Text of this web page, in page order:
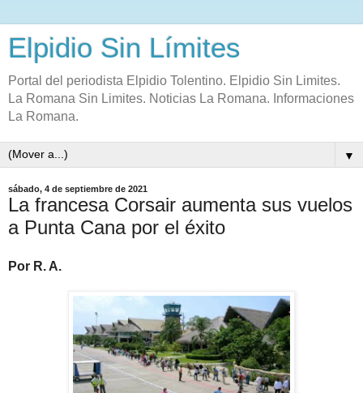
Elpidio Sin Límites
Portal del periodista Elpidio Tolentino. Elpidio Sin Limites.
La Romana Sin Limites. Noticias La Romana. Informaciones
La Romana.
▼
sábado, 4 de septiembre de 2021
La francesa Corsair aumenta sus vuelos
a Punta Cana por el éxito
Por R. A.